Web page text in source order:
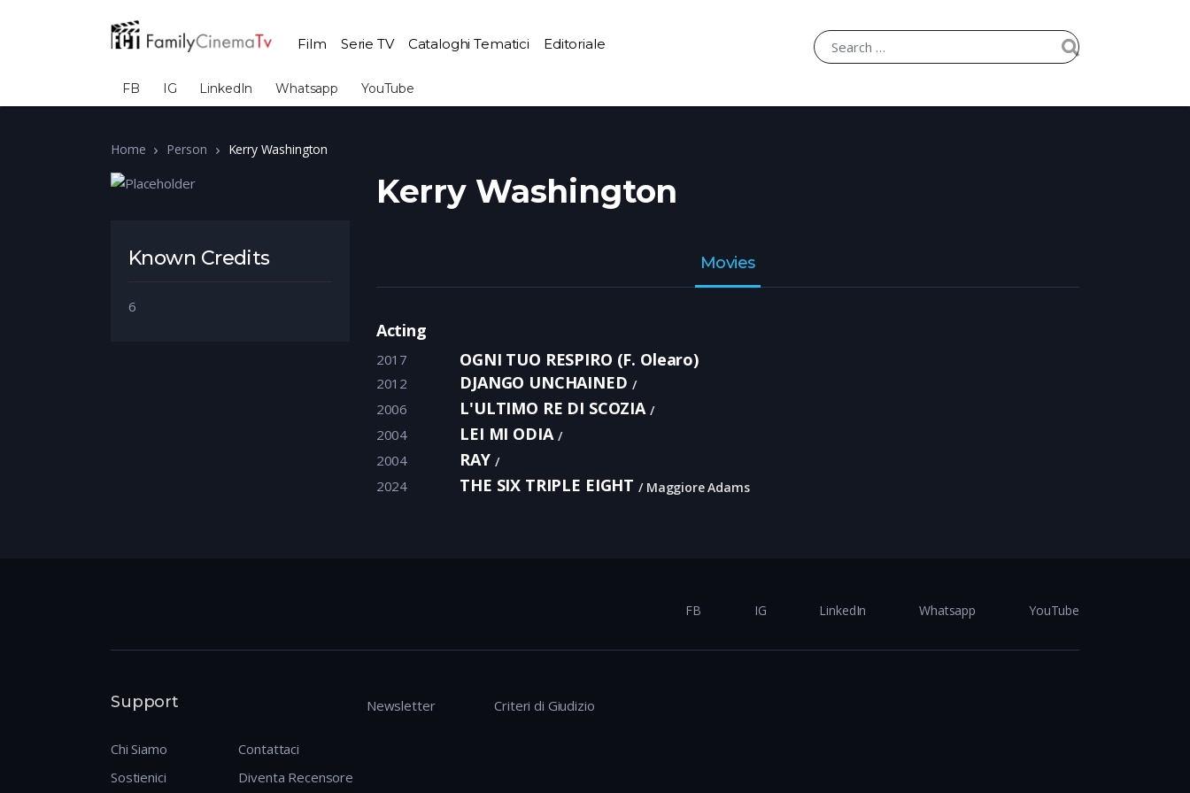
Film Serie TV Cataloghi Tematici Editoriale
FB IG LinkedIn Whatsapp YouTube
Home Person Kerry Washington
Known Credits
6
Kerry Washington
Movies
Acting
2017 OGNI TUO RESPIRO (F. Olearo)
2012 DJANGO UNCHAINED
2006 L'ULTIMO RE DI SCOZIA
2004 LEI MI ODIA
2004 RAY
2024 THE SIX TRIPLE EIGHT Maggiore Adams
FB IG LinkedIn Whatsapp YouTube
Support
Chi Siamo
Sostienici
Contattaci
Diventa Recensore
Newsletter Criteri di Giudizio